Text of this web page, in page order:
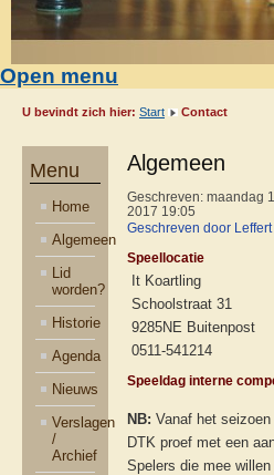
Open menu
U bevindt zich hier: Start Contact
Menu
Home
Algemeen
Lid
worden?
Historie
Agenda
Nieuws
Verslagen
/
Archief
Algemeen
Geschreven: maandag
2017 19:05
Geschreven door
Speellocatie
It Koartling
Schoolstraat 31
9285NE Buitenpost
0511-541214
Speeldag interne
NB: Vanaf het
DTK proef met een
Spelers die mee